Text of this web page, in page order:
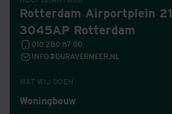
WAT WIJ DOEN
Woningbouw
Rotterdam Airportplein 21
3045AP Rotterdam
010 280 87 00
INFO@DURAVERMEER.NL